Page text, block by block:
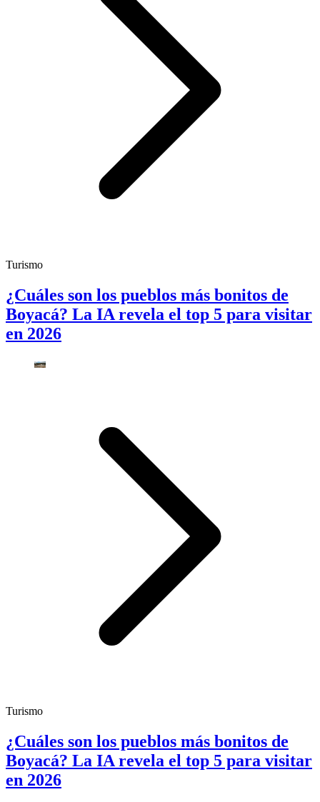
Turismo
¿Cuáles son los pueblos más bonitos de
Boyacá? La IA revela el top 5 para visitar
en 2026
Turismo
¿Cuáles son los pueblos más bonitos de
Boyacá? La IA revela el top 5 para visitar
en 2026